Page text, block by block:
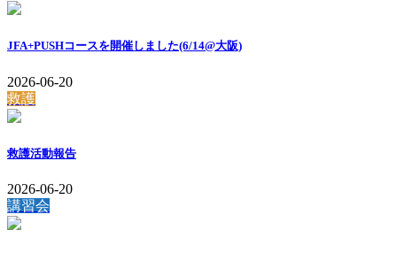
JFA+PUSHコースを開催しました(6/14@大阪)
2026-06-20
救護
救護活動報告
2026-06-20
講習会